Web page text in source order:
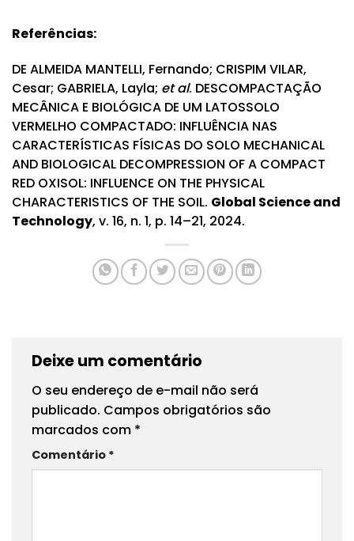
Referências:
DE ALMEIDA MANTELLI, Fernando; CRISPIM VILAR,
Cesar; GABRIELA, Layla; et al. DESCOMPACTAÇÃO
MECÂNICA E BIOLÓGICA DE UM LATOSSOLO
VERMELHO COMPACTADO: INFLUÊNCIA NAS
CARACTERÍSTICAS FÍSICAS DO SOLO MECHANICAL
AND BIOLOGICAL DECOMPRESSION OF A COMPACT
RED OXISOL: INFLUENCE ON THE PHYSICAL
CHARACTERISTICS OF THE SOIL. Global Science and
Technology, v. 16, n. 1, p. 14–21, 2024.
Deixe um comentário
O seu endereço de e-mail não será
publicado. Campos obrigatórios são
marcados com *
Comentário *